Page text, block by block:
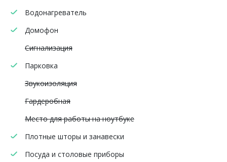
Водонагреватель
Домофон
Сигнализация
Парковка
Звукоизоляция
Гардеробная
Место для работы на ноутбуке
Плотные шторы и занавески
Посуда и столовые приборы